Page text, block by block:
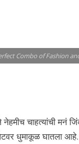
Combo of Fashion
चाहत्यांची मनं
घातला आहे.